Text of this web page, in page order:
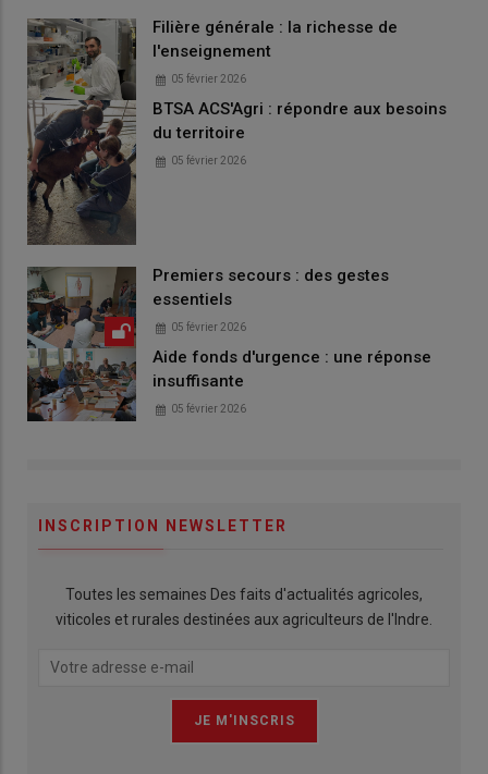
Filière générale : la richesse de
l'enseignement
05 février 2026
BTSA ACS'Agri : répondre aux besoins
du territoire
05 février 2026
Premiers secours : des gestes
essentiels
05 février 2026
Aide fonds d'urgence : une réponse
insuffisante
05 février 2026
INSCRIPTION NEWSLETTER
Toutes les semaines Des faits d'actualités agricoles,
viticoles et rurales destinées aux agriculteurs de l'Indre.